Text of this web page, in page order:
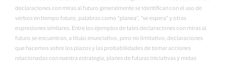
declaraciones con miras al futuro generalmente se identifican con el uso de
verbos en tiempo futuro, palabras como “planea”, “se espera” y otras
expresiones similares. Entre los ejemplos de tales declaraciones con miras al
futuro se encuentran, a título enunciativo, pero no limitativo, declaraciones
que hacemos sobre los plazos y las probabilidades de tomar acciones
relacionadas con nuestra estrategia, planes de futuras iniciativas y metas